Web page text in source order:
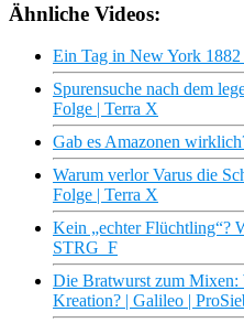
Ähnliche Videos:
Ein Tag in New York 1882
Spurensuche nach dem
Folge | Terra X
Gab es Amazonen
Warum verlor Varus die
Folge | Terra X
Kein „echter Flüchtling“?
STRG_F
Die Bratwurst zum Mixen:
Kreation? | Galileo |